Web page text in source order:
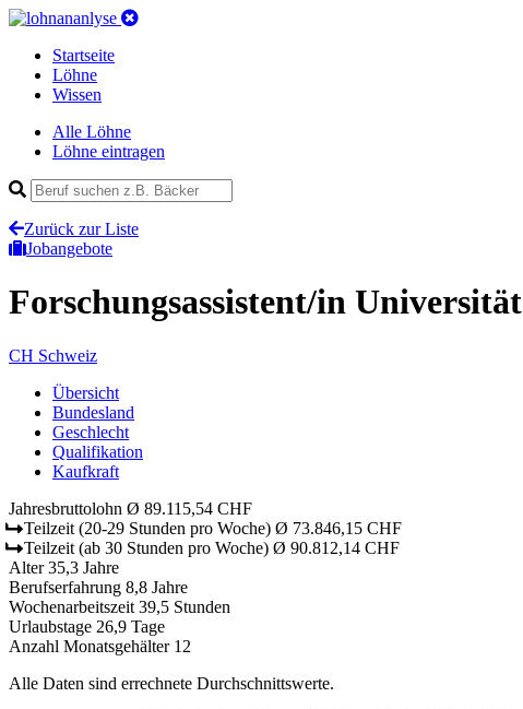
Startseite
Löhne
Wissen
Alle Löhne
Löhne eintragen
Zurück zur Liste
Jobangebote
Forschungsassistent/in Universität
CH Schweiz
Übersicht
Bundesland
Geschlecht
Qualifikation
Kaufkraft
Jahresbruttolohn Ø 89.115,54 CHF
Teilzeit (20-29 Stunden pro Woche) Ø 73.846,15 CHF
Teilzeit (ab 30 Stunden pro Woche) Ø 90.812,14 CHF
Alter 35,3 Jahre
Berufserfahrung 8,8 Jahre
Wochenarbeitszeit 39,5 Stunden
Urlaubstage 26,9 Tage
Anzahl Monatsgehälter 12
Alle Daten sind errechnete Durchschnittswerte.